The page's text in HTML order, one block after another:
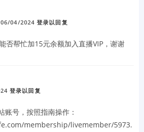
06/04/2024 登录以回复
否帮忙加15元余额加入直播VIP，谢谢
登录以回复
账号，按照指南操作：
membership/livemember/5973.